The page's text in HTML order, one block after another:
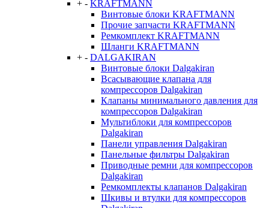
+ - KRAFTMANN
Винтовые блоки KRAFTMANN
Прочие запчасти KRAFTMANN
Ремкомплект KRAFTMANN
Шланги KRAFTMANN
+ - DALGAKIRAN
Винтовые блоки Dalgakiran
Всасывающие клапана для
компрессоров Dalgakiran
Клапаны минимального давления для
компрессоров Dalgakiran
Мультиблоки для компрессоров
Dalgakiran
Панели управления Dalgakiran
Панельные фильтры Dalgakiran
Приводные ремни для компрессоров
Dalgakiran
Ремкомплекты клапанов Dalgakiran
Шкивы и втулки для компрессоров